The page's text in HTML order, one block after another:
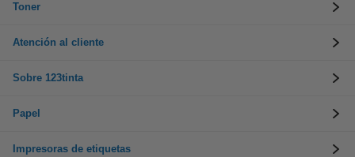
Toner
Atención al cliente
Sobre 123tinta
Papel
Impresoras de etiquetas